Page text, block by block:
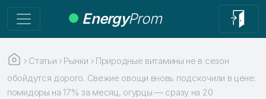
EnergyProm
› Статьи › Рынки › Природные витамины не в сезон
обойдутся дорого. Свежие овощи вновь подскочили в цене:
помидоры на 17% за месяц, огурцы — сразу на 20